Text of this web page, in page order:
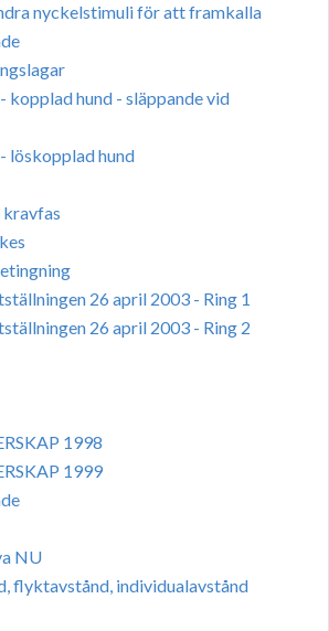
nyckelstimuli för att framkalla
hund - släppande vid
löskopplad hund
kravfas
26 april 2003 - Ring 1
26 april 2003 - Ring 2
1998
1999
NU
flyktavstånd, individualavstånd